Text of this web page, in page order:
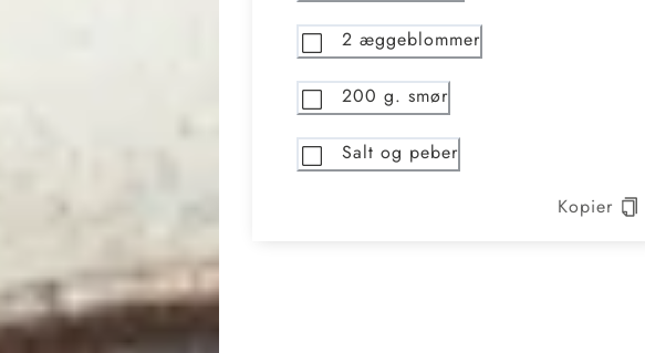
2 æggeblommer
200 g. smør
Salt og peber
Kopier